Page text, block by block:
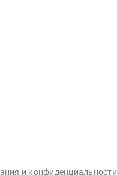
и конфиденциальности